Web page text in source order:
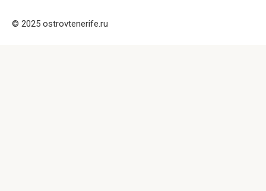
© 2025 ostrovtenerife.ru